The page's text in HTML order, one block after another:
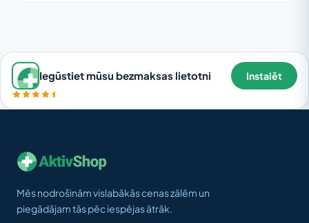
Iegūstiet mūsu bezmaksas lietotni Instalēt
Mēs nodrošinām vislabākās cenas zālēm un
piegādājam tās pēc iespējas ātrāk.